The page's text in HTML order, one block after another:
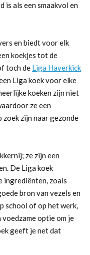
is als een smaakvol en
en biedt voor elk
koekjes tot de
toch de Liga Haverkick
Liga koek voor elke
koeken zijn niet
ze een
zijn naar gezonde
ze zijn een
De Liga koek
ingrediënten, zoals
bron van vezels en
school of op het werk,
optie om je
geeft je net dat